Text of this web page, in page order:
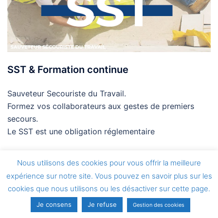
SST & Formation continue
Sauveteur Secouriste du Travail.
Formez vos collaborateurs aux gestes de premiers
secours.
Le SST est une obligation réglementaire
Nous utilisons des cookies pour vous offrir la meilleure
expérience sur notre site. Vous pouvez en savoir plus sur les
cookies que nous utilisons ou les désactiver sur cette page.
Je consens Je refuse Gestion des cookies